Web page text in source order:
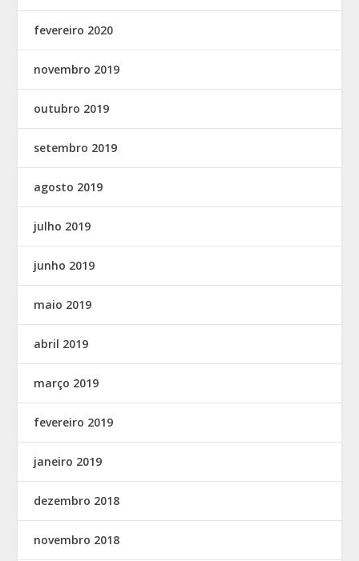
fevereiro 2020
novembro 2019
outubro 2019
setembro 2019
agosto 2019
julho 2019
junho 2019
maio 2019
abril 2019
março 2019
fevereiro 2019
janeiro 2019
dezembro 2018
novembro 2018